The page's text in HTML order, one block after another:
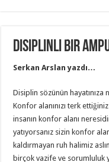
Disiplinli bir
Serkan Arslan yazdı…
Disiplin sözünün
Konfor alanınızı terk
insanın konfor alanı
yatıyorsanız sizin konfor
kaldırmayan ruh halimiz
birçok vazife ve sorumluluk